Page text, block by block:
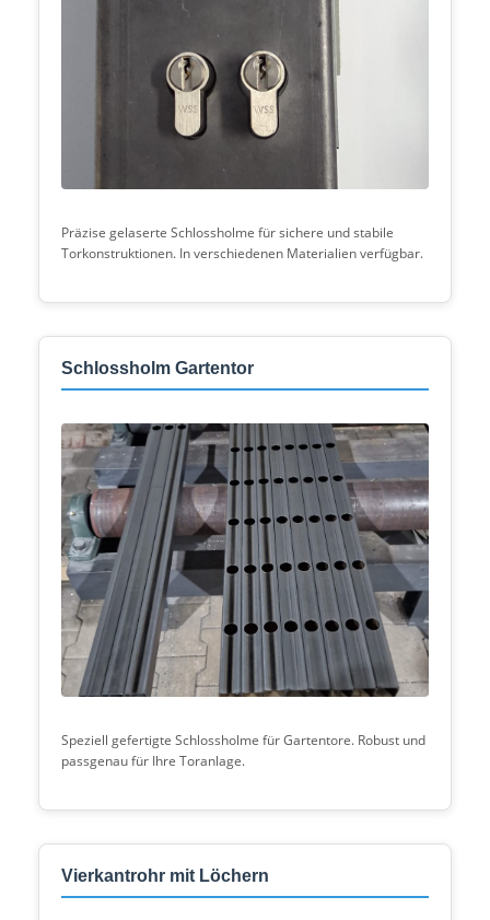
Präzise gelaserte Schlossholme für sichere und stabile
Torkonstruktionen. In verschiedenen Materialien verfügbar.
Schlossholm Gartentor
Speziell gefertigte Schlossholme für Gartentore. Robust und
passgenau für Ihre Toranlage.
Vierkantrohr mit Löchern